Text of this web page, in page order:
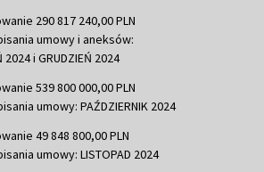
290 817 240,00 PLN
umowy i aneksów:
2024 i GRUDZIEŃ 2024
539 800 000,00 PLN
umowy: PAŹDZIERNIK 2024
49 848 800,00 PLN
umowy: LISTOPAD 2024